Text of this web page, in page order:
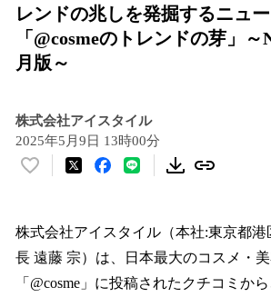
レンドの兆しを発掘するニュ
「@cosmeのトレンドの芽」～
月版～
株式会社アイスタイル
2025年5月9日 13時00分
い
！
数
を
読
株式会社アイスタイル（本社:東京都
長 遠藤 宗）は、日本最大のコスメ・
「@cosme」に投稿されたクチコミか